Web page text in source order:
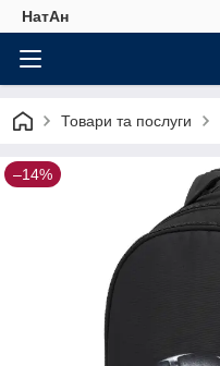
НатАн
Товари та послуги
–14%